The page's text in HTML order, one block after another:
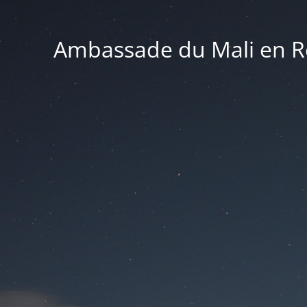
Ambassade du Mali en